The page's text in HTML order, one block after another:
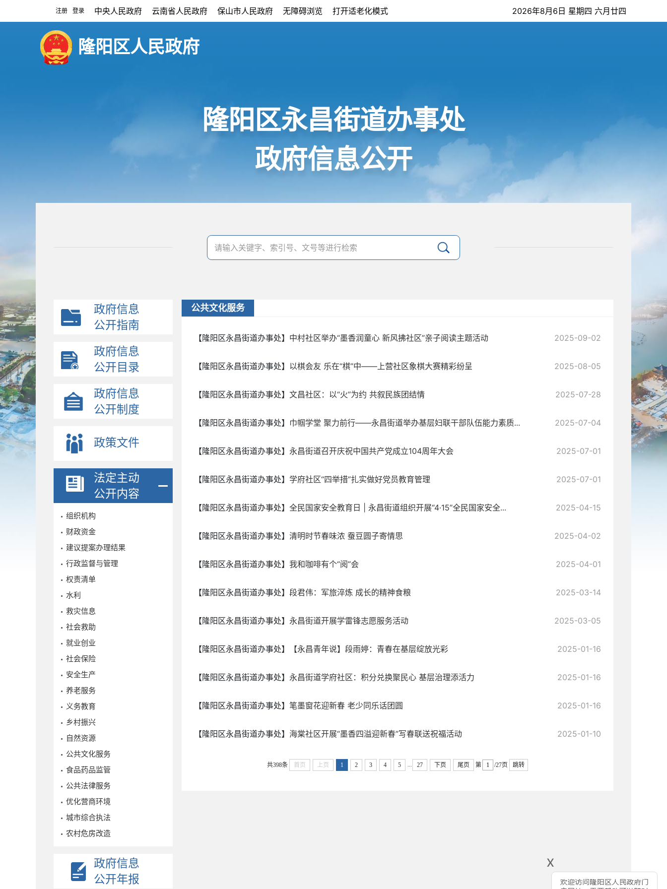
注册 登录
x
中央人民政府 云南省人民政府 保山市人民政府 无障碍浏览 打开适老化模式 2026年8月6日 星期四 六月廿四
隆阳区人民政府
隆阳区永昌街道办事处
政府信息公开
政府信息
公开指南
政府信息
公开目录
政府信息
公开制度
政策文件
法定主动
公开内容
组织机构
财政资金
建议提案办理结果
行政监督与管理
权责清单
水利
救灾信息
社会救助
就业创业
社会保险
安全生产
养老服务
义务教育
乡村振兴
自然资源
公共文化服务
食品药品监管
公共法律服务
优化营商环境
城市综合执法
农村危房改造
政府信息
公开年报
公共文化服务
【隆阳区永昌街道办事处】 中村社区举办“墨香润童心 新风拂社区”亲子阅读主题活动 2025-09-02
【隆阳区永昌街道办事处】 以棋会友 乐在“棋”中——上营社区象棋大赛精彩纷呈 2025-08-05
【隆阳区永昌街道办事处】 文昌社区：以“火”为约 共叙民族团结情 2025-07-28
【隆阳区永昌街道办事处】 巾帼学堂 聚力前行——永昌街道举办基层妇联干部队伍能力素质... 2025-07-04
【隆阳区永昌街道办事处】 永昌街道召开庆祝中国共产党成立104周年大会 2025-07-01
【隆阳区永昌街道办事处】 学府社区“四举措”扎实做好党员教育管理 2025-07-01
【隆阳区永昌街道办事处】 全民国家安全教育日 | 永昌街道组织开展“4·15”全民国家安全... 2025-04-15
【隆阳区永昌街道办事处】 ​清明时节春味浓 蚕豆圆子寄情思 2025-04-02
【隆阳区永昌街道办事处】 我和咖啡有个“阅”会 2025-04-01
【隆阳区永昌街道办事处】 段君伟：军旅淬炼 成长的精神食粮 2025-03-14
【隆阳区永昌街道办事处】 永昌街道开展学雷锋志愿服务活动 2025-03-05
【隆阳区永昌街道办事处】 【永昌青年说】段雨婷：青春在基层绽放光彩 2025-01-16
【隆阳区永昌街道办事处】 永昌街道学府社区：积分兑换聚民心 基层治理添活力 2025-01-16
【隆阳区永昌街道办事处】 笔墨窗花迎新春 老少同乐话团圆 2025-01-16
【隆阳区永昌街道办事处】 海棠社区开展“墨香四溢迎新春”写春联送祝福活动 2025-01-10
共398条 首页 上页 1 2 3 4 5 27 下页 尾页 第 /27页 跳转